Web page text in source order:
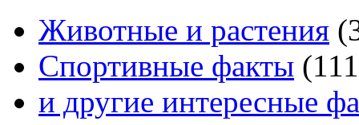
Животные и растения (
Спортивные факты (111
и другие интересные